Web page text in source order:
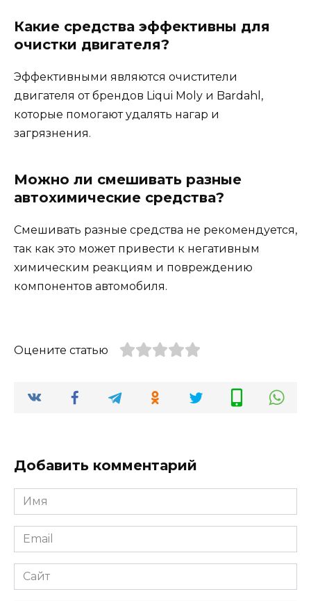
Какие средства эффективны для
очистки двигателя?
Эффективными являются очистители
двигателя от брендов Liqui Moly и Bardahl,
которые помогают удалять нагар и
загрязнения.
Можно ли смешивать разные
автохимические средства?
Смешивать разные средства не рекомендуется,
так как это может привести к негативным
химическим реакциям и повреждению
компонентов автомобиля.
Оцените статью
Добавить комментарий
Имя
*
Email
*
Сайт